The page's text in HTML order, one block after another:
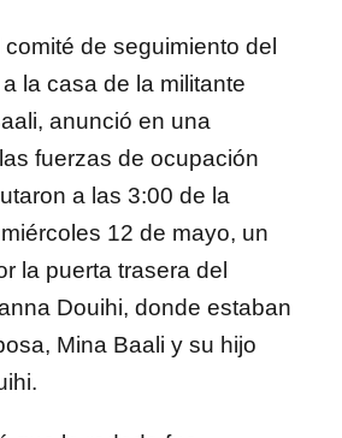
de seguimiento del
la casa de la militante
anunció en una
fuerzas de ocupación
a las 3:00 de la
12 de mayo, un
la puerta trasera del
Douihi, donde estaban
Mina Baali y su hijo